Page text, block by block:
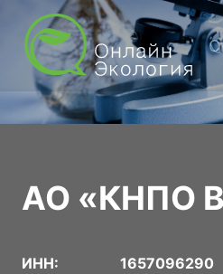
АО «КНПО
ИНН:
1657096290